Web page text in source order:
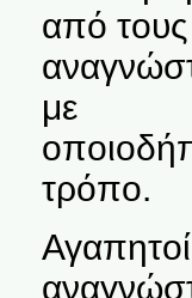
από τους
με
τρόπο.
Αγαπητοί